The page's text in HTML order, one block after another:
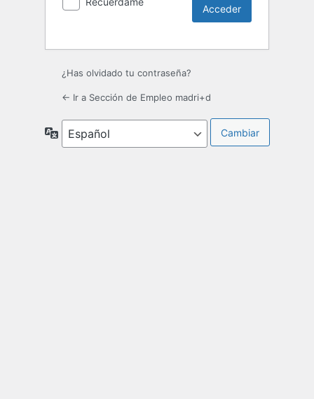
¿Has olvidado tu contraseña?
← Ir a Sección de Empleo madri+d
Idioma